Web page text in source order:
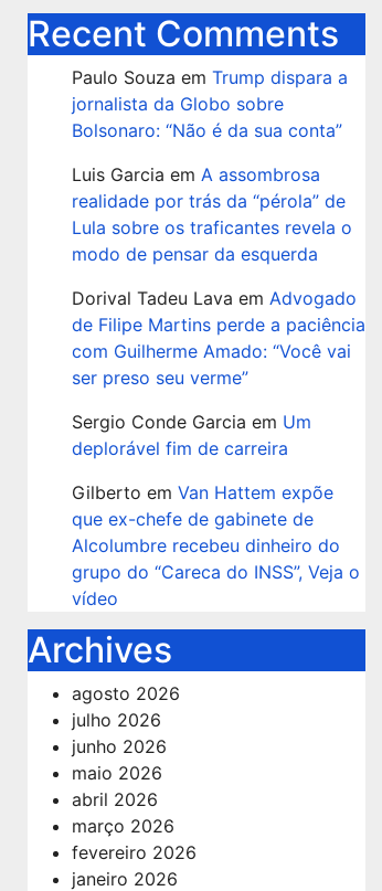
Recent Comments
Paulo Souza em Trump dispara a
jornalista da Globo sobre
Bolsonaro: “Não é da sua conta”
Luis Garcia em A assombrosa
realidade por trás da “pérola” de
Lula sobre os traficantes revela o
modo de pensar da esquerda
Dorival Tadeu Lava em Advogado
de Filipe Martins perde a paciência
com Guilherme Amado: “Você vai
ser preso seu verme”
Sergio Conde Garcia em Um
deplorável fim de carreira
Gilberto em Van Hattem expõe
que ex-chefe de gabinete de
Alcolumbre recebeu dinheiro do
grupo do “Careca do INSS”, Veja o
vídeo
Archives
agosto 2026
julho 2026
junho 2026
maio 2026
abril 2026
março 2026
fevereiro 2026
janeiro 2026